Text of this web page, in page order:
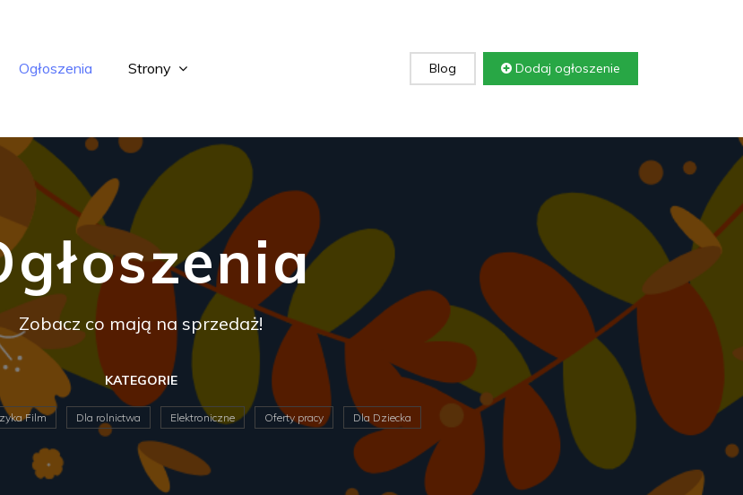
Ogłoszenia Strony Blog Dodaj ogłoszenie
Zobacz co mają na sprzedaż!
KATEGORIE
Film Dla rolnictwa Elektroniczne Oferty pracy Dla Dziecka